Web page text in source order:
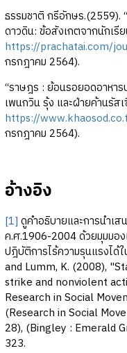
ธรรมชาติ กรีอักษร.(2559).
ดาวดิน: ข้อสังเกตจากนักเรี
https://prachatai.com/
กรกฎาคม 2564).
“ราษฎร : ย้อนรอยอดอาหาร
เพนกวิน รุ้ง และฝ่ายค้านรัส
https://
กรกฎาคม 2564).
อ้างอิง
[1] ดูคำอธิบายและการนำเส
ค.ศ.1906-2004 ด้วยมุมมอง
ปฎิบัติการไร้ความรุนแรงได้
and Lumm, K. (2008),
strike and nonviolent
Research in Social
(Research in Social
28), (Bingley : Emerald
323.